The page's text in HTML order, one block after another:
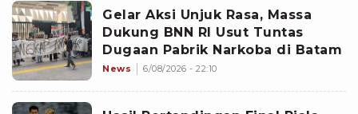
Gelar Aksi Unjuk Rasa, Massa
Dukung BNN RI Usut Tuntas
Dugaan Pabrik Narkoba di Batam
News 6/08/2026 - 22:10